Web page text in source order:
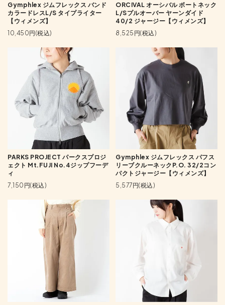
Gymphlex ジムフレックス バンド
カラードレスL/S タイプライター
【ウィメンズ】
10,450円(税込)
ORCIVAL オーシバル ボートネック
L/Sプルオーバー ヤーンダイド
40/2 ジャージー【ウィメンズ】
8,525円(税込)
PARKS PROJECT パークスプロジ
ェクト Mt.FUJI No.4ジップフーデ
ィ
7,150円(税込)
Gymphlex ジムフレックス パフス
リーブクルーネックP.O. 32/2コン
パクトジャージー【ウィメンズ】
5,577円(税込)